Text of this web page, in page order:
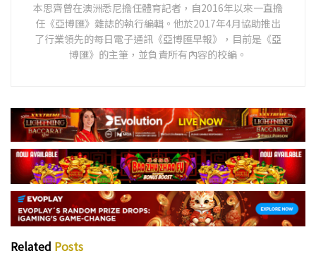
本思齊曾在澳洲悉尼擔任體育記者，自2016年以來一直擔
任《亞博匯》雜誌的執行編輯。他於2017年4月協助推出
了行業領先的每日電子通訊《亞博匯早報》，目前是《亞
博匯》的主筆，並負責所有內容的校編。
Related Posts